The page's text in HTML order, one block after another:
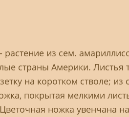
растение из сем.
страны Америки.
на коротком стволе;
покрытая мелкими
ножка увенчана